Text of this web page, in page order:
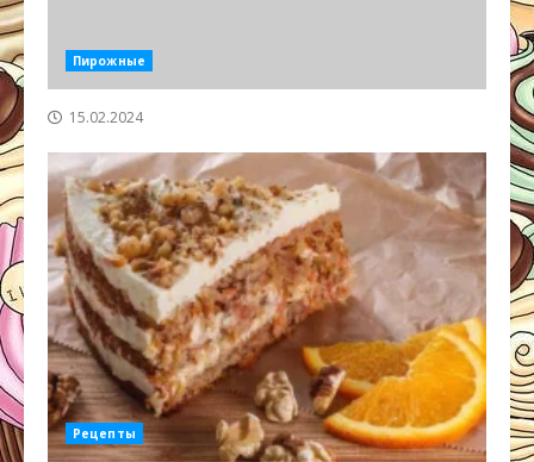
Пирожные
15.02.2024
Рецепты